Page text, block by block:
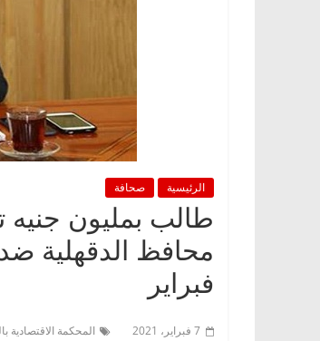
الرئيسية صحافة
طالب بمليون جنيه
فبراير
7 فبراير، 2021 المحكمة الاقتصادية